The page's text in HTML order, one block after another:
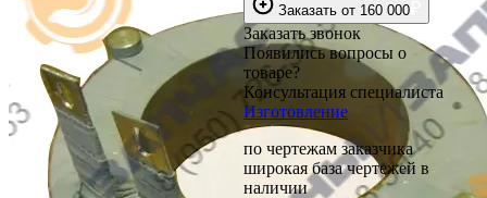
Заказать от 160 000
Заказать звонок
Появились вопросы о
товаре?
Консультация специалиста
Изготовление
по чертежам заказчика
широкая база чертежей в
наличии